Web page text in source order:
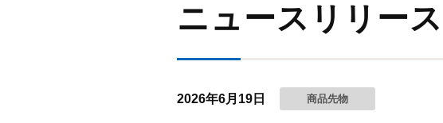
ニュースリリース
2026年6月19日 商品先物